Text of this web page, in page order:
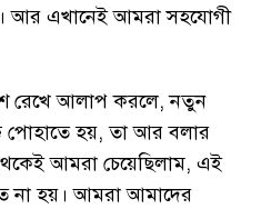
আর এখানেই আমরা সহযোগী
রেখে আলাপ করলে, নতুন
পোহাতে হয়, তা আর বলার
আমরা চেয়েছিলাম, এই
না হয়। আমরা আমাদের